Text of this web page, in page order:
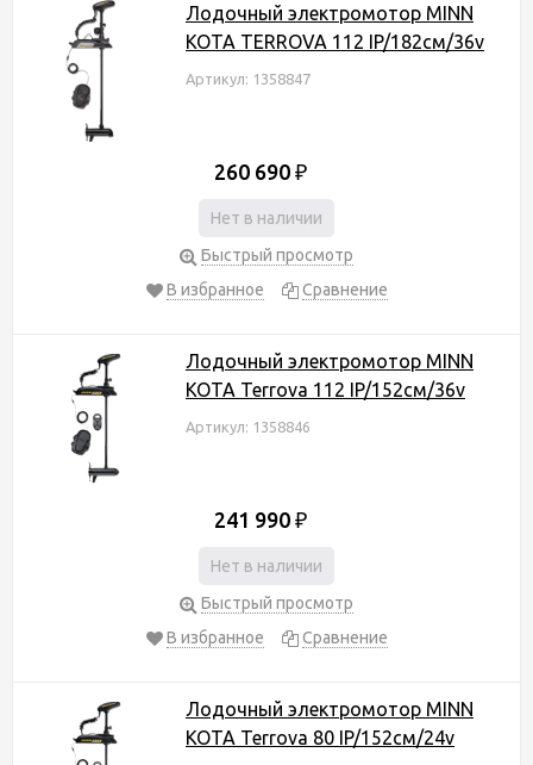
Лодочный электромотор MINN
KOTA TERROVA 112 IP/182см/36v
Артикул: 1358847
260 690 ₽
Нет в наличии
Быстрый просмотр
В избранное
Сравнение
Лодочный электромотор MINN
KOTA Terrova 112 IP/152см/36v
Артикул: 1358846
241 990 ₽
Нет в наличии
Быстрый просмотр
В избранное
Сравнение
Лодочный электромотор MINN
KOTA Terrova 80 IP/152см/24v